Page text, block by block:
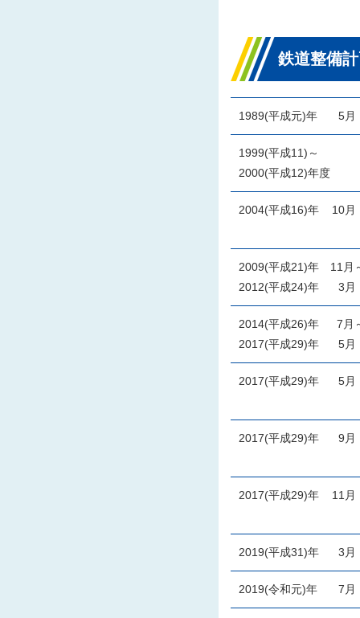
鉄道整備
1989(平成元)年 5
1999(平成11)～
2000(平成12)年度
2004(平成16)年 10
2009(平成21)年
2012(平成24)年
11月
3
2014(平成26)年
2017(平成29)年
7月
5
2017(平成29)年 5
2017(平成29)年 9
2017(平成29)年 11
2019(平成31)年 3
2019(令和元)年 7